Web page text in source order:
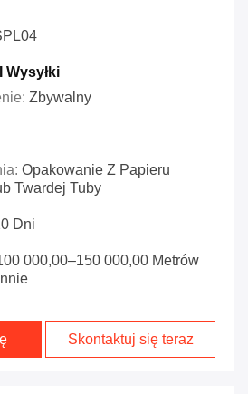
Wysyłki
Zbywalny
Opakowanie Z Papieru
Twardej Tuby
Dni
000,00–150 000,00 Metrów
Skontaktuj się teraz